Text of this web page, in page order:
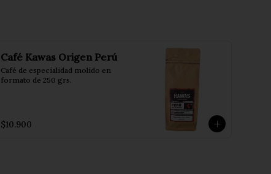
Café Kawas Origen Perú
Café de especialidad molido en
formato de 250 grs.
$10.900